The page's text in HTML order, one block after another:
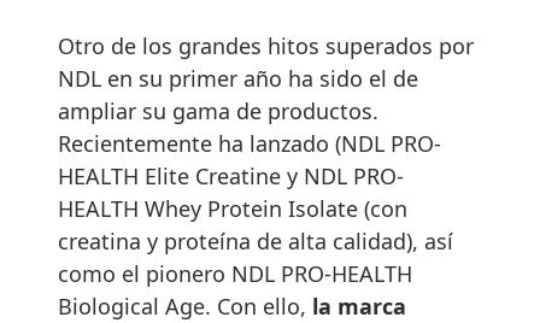
Otro de los grandes hitos superados por
NDL en su primer año ha sido el de
ampliar su gama de productos.
Recientemente ha lanzado (NDL PRO-
HEALTH Elite Creatine y NDL PRO-
HEALTH Whey Protein Isolate (con
creatina y proteína de alta calidad), así
como el pionero NDL PRO-HEALTH
Biological Age. Con ello, la marca